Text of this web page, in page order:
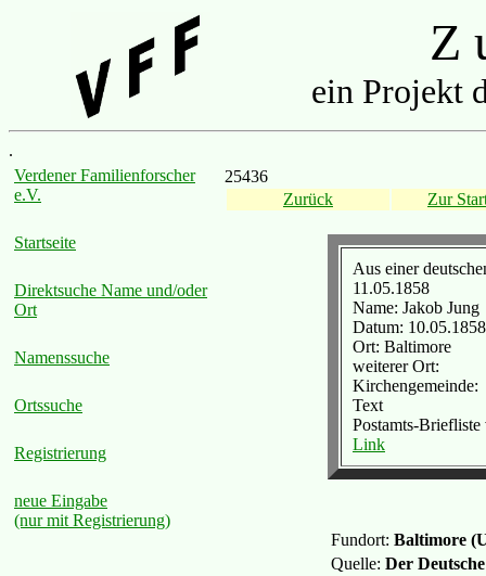
Z
ein Projekt
.
Verdener Familienforscher
e.V.
Startseite
Direktsuche Name und/oder
Ort
Namenssuche
Ortssuche
Registrierung
neue Eingabe
(nur mit Registrierung)
25436
Zurück
Zur
Aus einer
11.05.1858
Name: Jakob Jung
Datum: 10.05.1858
Ort: Baltimore
weiterer Ort:
Kirchengemeinde:
Text
Postamts-
Link
Fundort: Baltimore
Quelle: Der